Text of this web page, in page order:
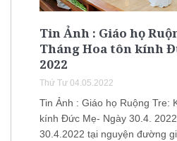
Tin Ảnh : Giáo họ
Tháng Hoa tôn kính
2022
Thứ Tư 04.05.2022
Tin Ảnh : Giáo họ Ruộng Tre:
kính Đức Mẹ- Ngày 30.4.
30.4.2022 tại nguyện đường